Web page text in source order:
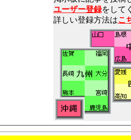
ユーザー登録をして
詳しい登録方法はこ